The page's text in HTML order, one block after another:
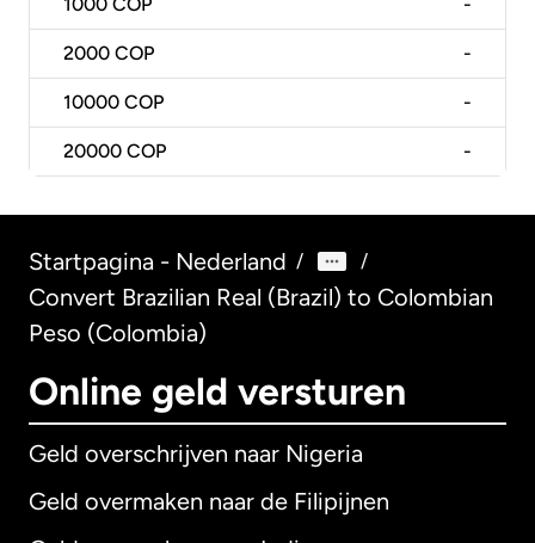
1000 COP -
2000 COP -
10000 COP -
20000 COP -
Startpagina - Nederland / /
Convert Brazilian Real (Brazil) to Colombian
Peso (Colombia)
Online geld versturen
Geld overschrijven naar Nigeria
Geld overmaken naar de Filipijnen